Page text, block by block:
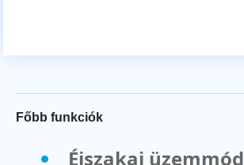
Főbb funkciók
Éjszakai üzemmód